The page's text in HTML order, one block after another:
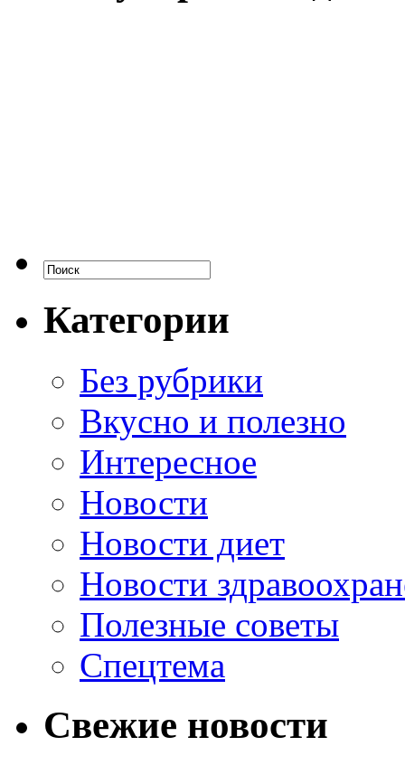
Категории
Без рубрики
Вкусно и полезно
Интересное
Новости
Новости диет
Новости
Полезные советы
Спецтема
Свежие новости